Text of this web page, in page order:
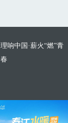
理响中国·薪火“燃”青
春